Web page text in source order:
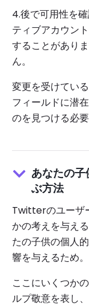
4.後で可用性を
ティブアカウン
することがあり
ん。
変更を受けてい
フィールドに潜
のを見つける必要
あなたの
ぶ方法
Twitterのユーザ
かの考えを与え
たの子供の個人
響を与えるため。
ここにいくつか
ルプ敬意を表し